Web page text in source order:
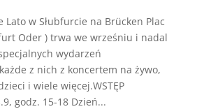
Lato w Słubfurcie na Brücken Plac
Oder ) trwa we wrześniu i nadal
wydarzeń
z nich z koncertem na żywo,
i wiele więcej.WSTĘP
godz. 15-18 Dzień...